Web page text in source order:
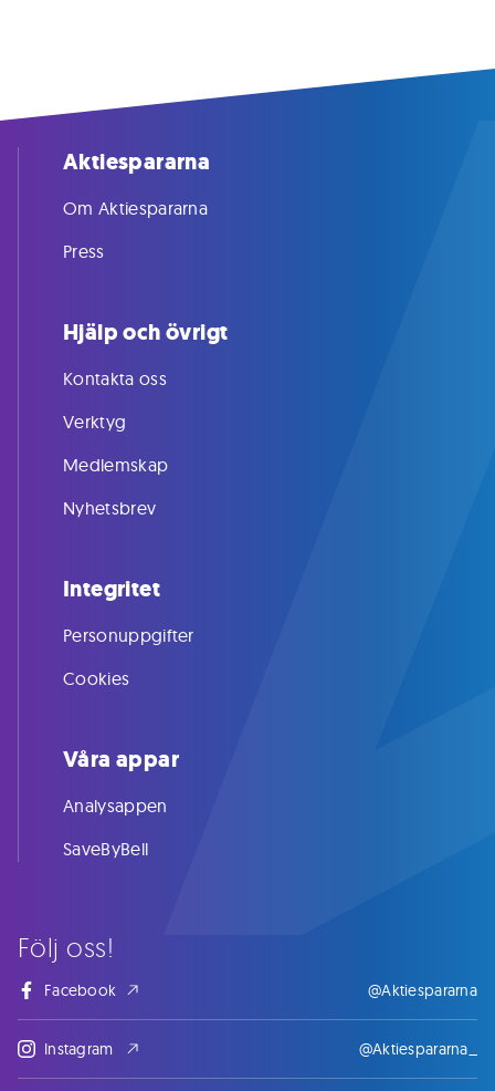
Följ oss!
Facebook @Aktiespararna
Instagram @Aktiespararna_
Aktiespararna
Om Aktiespararna
Press
Hjälp och övrigt
Kontakta oss
Verktyg
Medlemskap
Nyhetsbrev
Integritet
Personuppgifter
Cookies
Våra appar
Analysappen
SaveByBell